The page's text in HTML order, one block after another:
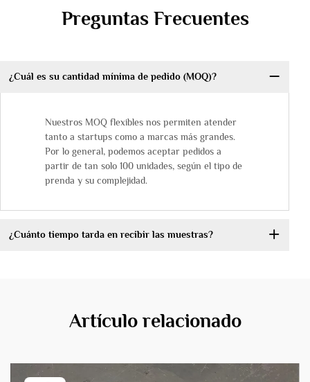
Preguntas Frecuentes
¿Cuál es su cantidad mínima de pedido (MOQ)?
Nuestros MOQ flexibles nos permiten atender
tanto a startups como a marcas más grandes.
Por lo general, podemos aceptar pedidos a
partir de tan solo 100 unidades, según el tipo de
prenda y su complejidad.
¿Cuánto tiempo tarda en recibir las muestras?
Artículo relacionado